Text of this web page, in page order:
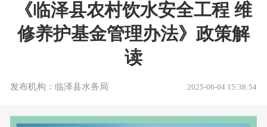
《临泽县农村饮水安全工程 维
修养护基金管理办法》政策解
读
发布机构：临泽县水务局 2025-06-04 15:38:54